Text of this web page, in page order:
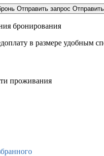
Отправить запрос
бронирования
в размере удобным
проживания